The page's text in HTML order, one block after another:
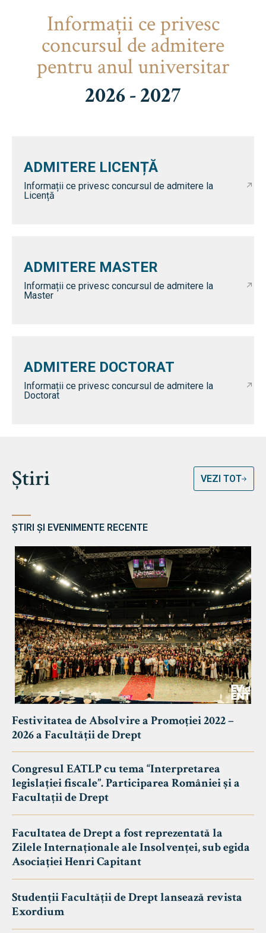
Informaţii ce privesc
concursul de admitere
pentru anul universitar
2026 - 2027
ADMITERE LICENȚĂ
Informații ce privesc concursul de admitere la
Licență
ADMITERE MASTER
Informații ce privesc concursul de admitere la
Master
ADMITERE DOCTORAT
Informații ce privesc concursul de admitere la
Doctorat
Știri VEZI TOT
ȘTIRI ȘI EVENIMENTE RECENTE
Festivitatea de Absolvire a Promoției 2022 –
2026 a Facultății de Drept
Congresul EATLP cu tema “Interpretarea
legislației fiscale”. Participarea României și a
Facultații de Drept
Facultatea de Drept a fost reprezentată la
Zilele Internaționale ale Insolvenței, sub egida
Asociației Henri Capitant
Studenții Facultății de Drept lansează revista
Exordium